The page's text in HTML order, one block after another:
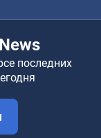
последних